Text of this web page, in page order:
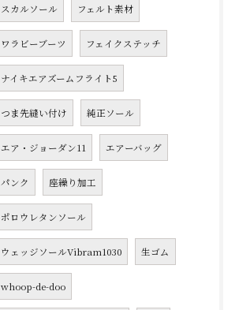
スカルソール フェルト素材
ワラビーブーツ フェイクステッチ
ナイキエアズームフライト5
つま先縫い付け 純正ソール
エア・ジョーダン11 エアーバッグ
パンク 座繰り加工
ポロウレタンソール
ウェッジソールVibram1030 生ゴム
whoop-de-doo